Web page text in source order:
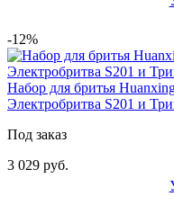
-12%
Набор для бритья
Электробритва S201 и
Под заказ
3 029 руб.